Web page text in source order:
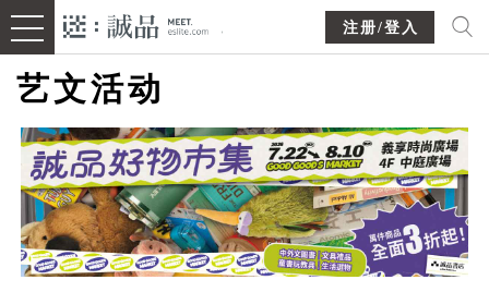
注册/登入
艺文活动